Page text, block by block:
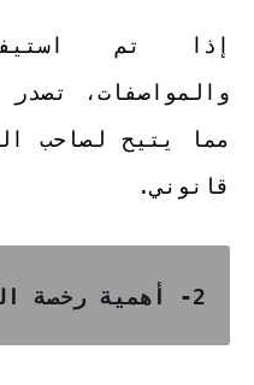
إذا تم
والمواصفات،
مما يتيح لصاحب
قانوني.
2- أهمية رخصة السكن